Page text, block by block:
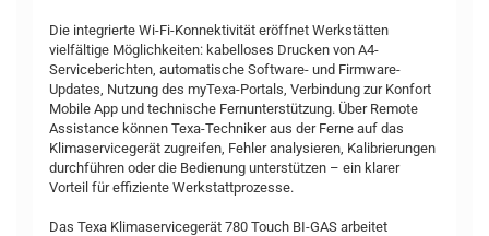
Die integrierte Wi-Fi-Konnektivität eröffnet Werkstätten
vielfältige Möglichkeiten: kabelloses Drucken von A4-
Serviceberichten, automatische Software- und Firmware-
Updates, Nutzung des myTexa-Portals, Verbindung zur Konfort
Mobile App und technische Fernunterstützung. Über Remote
Assistance können Texa-Techniker aus der Ferne auf das
Klimaservicegerät zugreifen, Fehler analysieren, Kalibrierungen
durchführen oder die Bedienung unterstützen – ein klarer
Vorteil für effiziente Werkstattprozesse.
Das Texa Klimaservicegerät 780 Touch BI-GAS arbeitet